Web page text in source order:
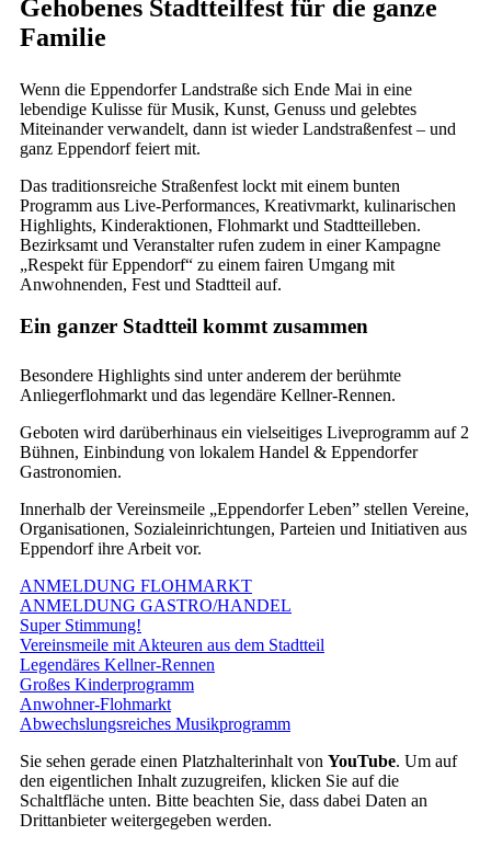
Gehobenes Stadtteilfest für die ganze
Familie
Wenn die Eppendorfer Landstraße sich Ende Mai in eine
lebendige Kulisse für Musik, Kunst, Genuss und gelebtes
Miteinander verwandelt, dann ist wieder Landstraßenfest – und
ganz Eppendorf feiert mit.
Das traditionsreiche Straßenfest lockt mit einem bunten
Programm aus Live-Performances, Kreativmarkt, kulinarischen
Highlights, Kinderaktionen, Flohmarkt und Stadtteilleben.
Bezirksamt und Veranstalter rufen zudem in einer Kampagne
„Respekt für Eppendorf“ zu einem fairen Umgang mit
Anwohnenden, Fest und Stadtteil auf.
Ein ganzer Stadtteil kommt zusammen
Besondere Highlights sind unteranderem der berühmte
Anliegerflohmarkt und das legendäre Kellner-Rennen.
Geboten wird darüberhinaus ein vielseitiges Liveprogramm auf 2
Bühnen, Einbindung von lokalem Handel & Eppendorfer
Gastronomien.
Innerhalb der Vereinsmeile „Eppendorfer Leben” stellen Vereine,
Organisationen, Sozialeinrichtungen, Parteien und Initiativen aus
Eppendorf ihre Arbeit vor.
ANMELDUNG FLOHMARKT
ANMELDUNG GASTRO/HANDEL
Super Stimmung!
Vereinsmeile mit Akteuren aus dem Stadtteil
Legendäres Kellner-Rennen
Großes Kinderprogramm
Anwohner-Flohmarkt
Abwechslungsreiches Musikprogramm
Sie sehen gerade einen Platzhalterinhalt von YouTube. Um auf
den eigentlichen Inhalt zuzugreifen, klicken Sie auf die
Schaltfläche unten. Bitte beachten Sie, dass dabei Daten an
Drittanbieter weitergegeben werden.